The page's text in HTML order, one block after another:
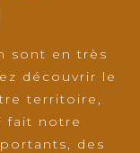
sont en très
découvrir le
territoire,
fait notre
des